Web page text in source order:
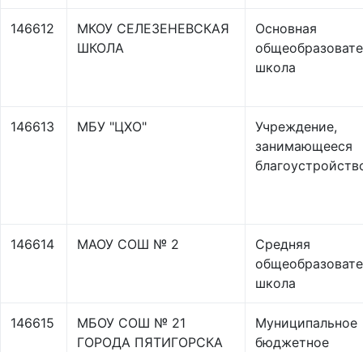
146612
МКОУ СЕЛЕЗЕНЕВСКАЯ
ШКОЛА
Основная
школа
146613 МБУ "ЦХО"
Учреждение,
занимающееся
146614 МАОУ СОШ № 2
Средняя
школа
146615
МБОУ СОШ № 21
ГОРОДА ПЯТИГОРСКА
Муниципальное
бюджетное